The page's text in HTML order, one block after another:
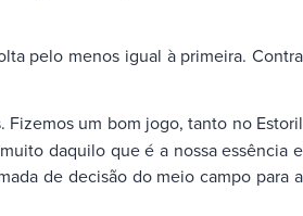
pelo menos igual à primeira. Contra
Fizemos um bom jogo, tanto no Estoril
daquilo que é a nossa essência e
de decisão do meio campo para a